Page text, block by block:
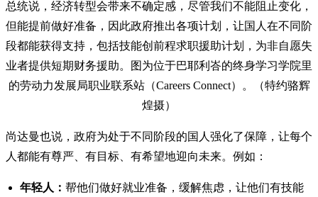
总统说，经济转型会带来不确定感，尽管我们不能阻止变化，
但能提前做好准备，因此政府推出各项计划，让国人在不同阶
段都能获得支持，包括技能创前程求职援助计划，为非自愿失
业者提供短期财务援助。图为位于巴耶利峇的终身学习学院里
的劳动力发展局职业联系站（Careers Connect）。（特约骆辉
煌摄）
尚达曼也说，政府为处于不同阶段的国人强化了保障，让每个
人都能有尊严、有目标、有希望地迎向未来。例如：
年轻人： 帮他们做好就业准备，缓解焦虑，让他们有技能